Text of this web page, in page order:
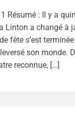
Résumé : Il y a
Linton a changé à
fête s’est
son monde.
reconnue, […]